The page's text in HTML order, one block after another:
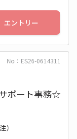
エントリー
No：ES26-0614311
ポート事務☆
）